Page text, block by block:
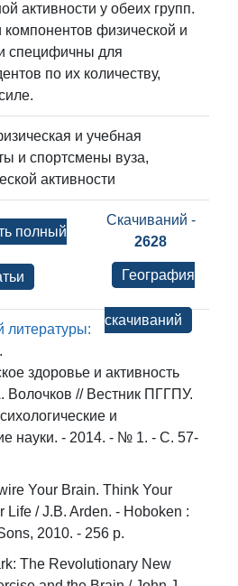
активности у обеих групп.
физической и
специфичны для
по их количеству,
и учебная
и спортсмены вуза,
активности
Скачиваний -
2628
География
скачиваний
полный
литературы:
здоровье и активность
Волочков // Вестник ПГГПУ.
и
науки. - 2014. - № 1. - С. 57-
Your Brain. Think Your
Life / J.B. Arden. - Hoboken :
2010. - 256 p.
The Revolutionary New